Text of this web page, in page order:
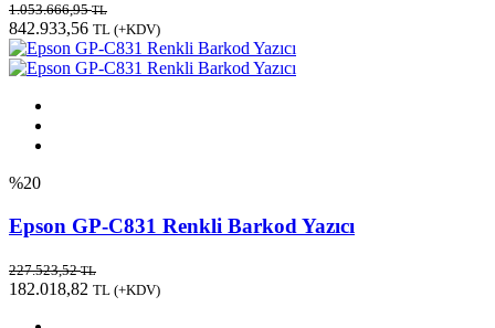
1.053.666,95TL
842.933,56 TL (+KDV)
%20
Epson GP-C831 Renkli Barkod Yazıcı
227.523,52TL
182.018,82 TL (+KDV)